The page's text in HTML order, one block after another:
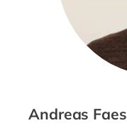
Andreas Faes